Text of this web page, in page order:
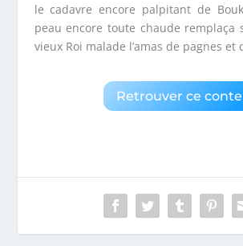
le cadavre encore palpitant de
peau encore toute chaude remplaça
vieux Roi malade l’amas de pagnes et
Retrouver ce conte